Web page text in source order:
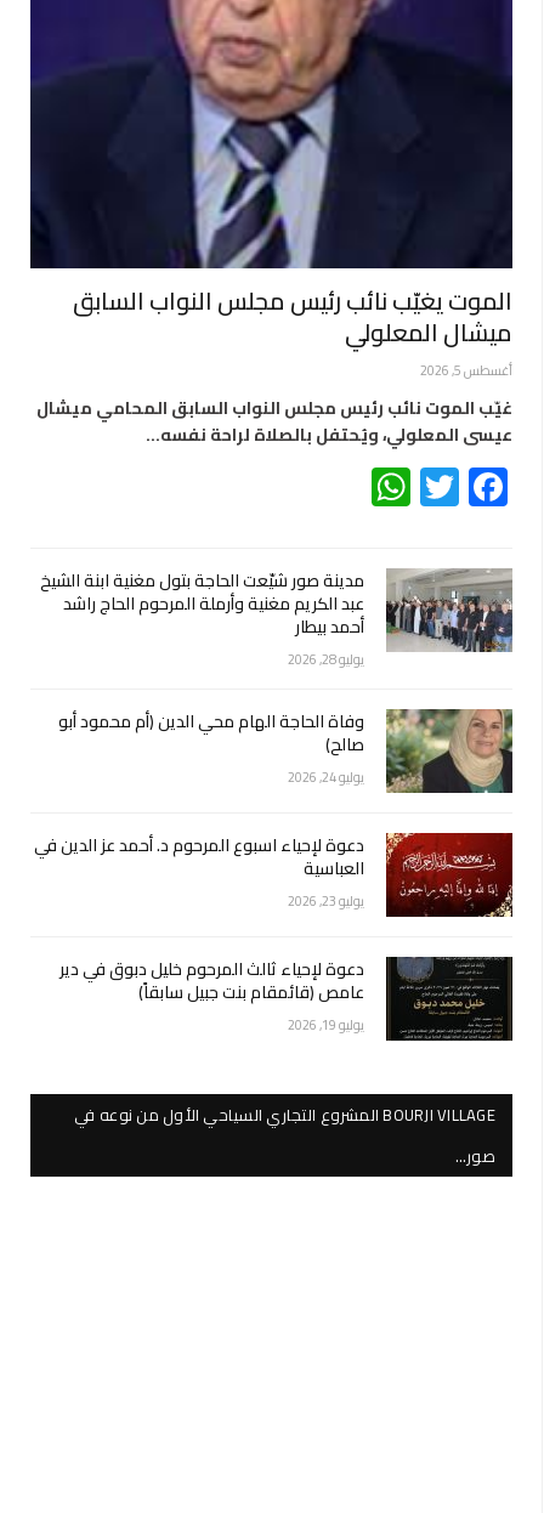
الموت يغيّب نائب رئيس مجلس النواب السابق
ميشال المعلولي
أغسطس 5, 2026
غيّب الموت نائب رئيس مجلس النواب السابق المحامي ميشال
عيسى المعلولي، ويُحتفل بالصلاة لراحة نفسه…
Facebook
Twitter
مدينة صور شيّعت الحاجة بتول مغنية ابنة الشيخ
عبد الكريم مغنية وأرملة المرحوم الحاج راشد
أحمد بيطار
يوليو 28, 2026
وفاة الحاجة الهام محي الدين (أم محمود أبو
صالح)
يوليو 24, 2026
دعوة لإحياء اسبوع المرحوم د. أحمد عز الدين في
العباسية
يوليو 23, 2026
دعوة لإحياء ثالث المرحوم خليل دبوق في دير
عامص (قائمقام بنت جبيل سابقاً)
يوليو 19, 2026
BOURJI VILLAGE المشروع التجاري السياحي الأول من نوعه في
صور…